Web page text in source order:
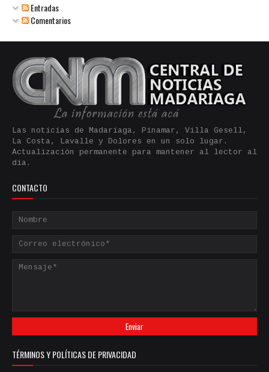
Entradas
Comentarios
Las noticias de Madariaga, Pinamar, Villa Gesell,
La Costa, Lavalle y Dolores en un solo lugar.
Actualización permanente para mantener al lector al
día.
CONTACTO
TÉRMINOS Y POLÍTICAS DE PRIVACIDAD